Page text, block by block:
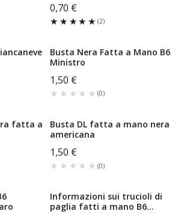
0,70 €
★★★★★
★★★★★ (2)
Busta Nera Fatta a Mano B6
Ministro
1,50 €
★★★★★
★★★★★ (0)
fatta a
Busta DL fatta a mano nera
americana
1,50 €
★★★★★
★★★★★ (0)
Informazioni sui trucioli di
paglia fatti a mano B6